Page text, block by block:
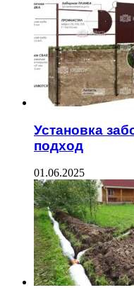
Установка
подход
01.06.2025